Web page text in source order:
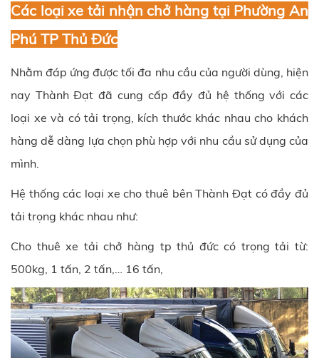
Các loại xe tải nhận chở hàng tại Phường An
Phú TP Thủ Đức
Nhằm đáp ứng được tối đa nhu cầu của người dùng, hiện
nay Thành Đạt đã cung cấp đầy đủ hệ thống với các
loại xe và có tải trọng, kích thước khác nhau cho khách
hàng dễ dàng lựa chọn phù hợp với nhu cầu sử dụng của
mình.
Hệ thống các loại xe cho thuê bênThành Đạt có đầy đủ
tải trọng khác nhau như:
Cho thuê xe tải chở hàng tp thủ đứccó trọng tải từ:
500kg, 1 tấn, 2 tấn,… 16 tấn,